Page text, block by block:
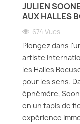
JULIEN
AUX HALLES
674 Vues
Plongez dans
artiste
les Halles
pour les sens.
éphémère,
en un tapis de
expérience